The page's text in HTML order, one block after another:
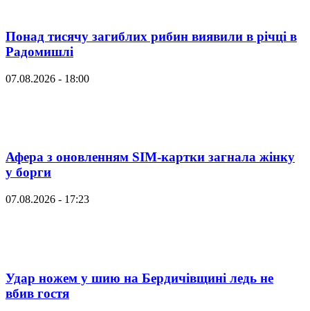
Понад тисячу загиблих рибин виявили в річці в
Радомишлі
07.08.2026 - 18:00
Афера з оновленням SIM-картки загнала жінку
у борги
07.08.2026 - 17:23
Удар ножем у шию на Бердичівщині ледь не
вбив гостя